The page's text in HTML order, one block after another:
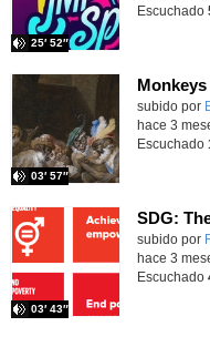
25′ 52″
Escuchado
Contenido
subido por
03′ 57″
hace 3
Escuchado
SDG:
Contenido
subido por
03′ 43″
hace 3
Escuchado